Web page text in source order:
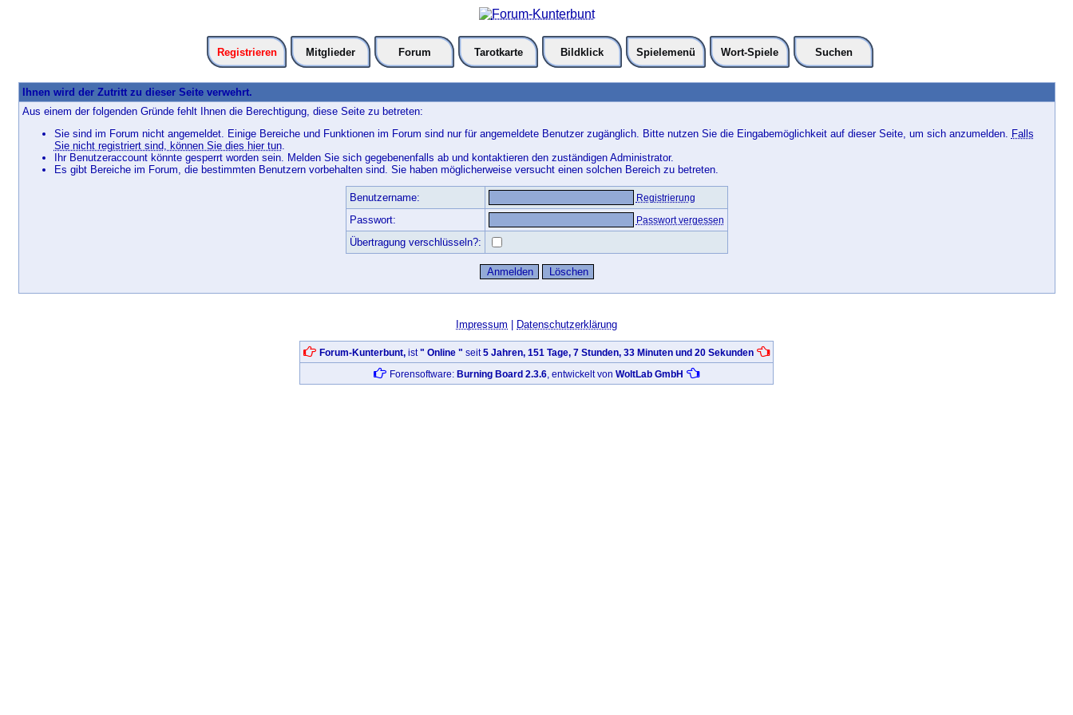
Registrieren Mitglieder Forum Tarotkarte Bildklick Spielemenü Wort-Spiele Suchen
Ihnen wird der Zutritt zu dieser Seite verwehrt.
Aus einem der folgenden Gründe fehlt Ihnen die Berechtigung, diese Seite zu betreten:
Sie sind im Forum nicht angemeldet. Einige Bereiche und Funktionen im Forum sind nur für angemeldete Benutzer zugänglich. Bitte nutzen Sie die Eingabemöglichkeit auf dieser Seite, um sich anzumelden. Falls
Sie nicht registriert sind, können Sie dies hier tun.
Ihr Benutzeraccount könnte gesperrt worden sein. Melden Sie sich gegebenenfalls ab und kontaktieren den zuständigen Administrator.
Es gibt Bereiche im Forum, die bestimmten Benutzern vorbehalten sind. Sie haben möglicherweise versucht einen solchen Bereich zu betreten.
Benutzername: Registrierung
Passwort: Passwort vergessen
Übertragung verschlüsseln?:
Impressum Datenschutzerklärung
Forum-Kunterbunt, ist" Online " seit5 Jahren, 151 Tage, 7 Stunden, 33 Minuten und 20 Sekunden
Forensoftware: Burning Board 2.3.6, entwickelt von WoltLab GmbH